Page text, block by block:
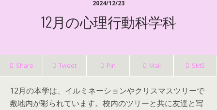
2024/12/23
12月の心理行動科学科
Share Tweet Pin Mail SMS
12月の本学は、イルミネーションやクリスマスツリーで
敷地内が彩られています。校内のツリーと共に友達と写